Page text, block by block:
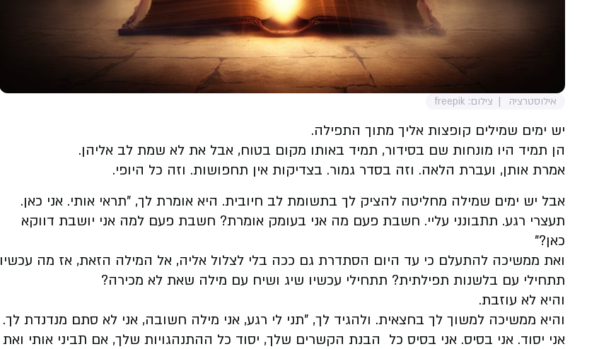
אילוסטרציה צילום: freepik
יש ימים שמילים קופצות אליך מתוך התפילה.
הן תמיד היו מונחות שם בסידור, תמיד באותו מקום בטוח, אבל את לא שמת לב אליהן.
אמרת אותן, ועברת הלאה. וזה בסדר גמור. בצדיקות אין תחפושות. וזה כל היופי.
אבל יש ימים שמילה מחליטה להציק לך בתשומת לב חיובית. היא אומרת לך, "תראי אותי. אני כאן.
תעצרי רגע. תתבונני עליי. חשבת פעם מה אני בעומק אומרת? חשבת פעם למה אני יושבת דווקא
כאן?"
ואת ממשיכה להתעלם כי עד היום הסתדרת גם ככה בלי לצלול אליה, אל המילה הזאת, אז מה עכשיו
תתחילי עם בלשנות תפילתית? תתחילי עכשיו שיג ושיח עם מילה שאת לא מכירה?
והיא לא עוזבת.
והיא ממשיכה למשוך לך בחצאית. ולהגיד לך, "תני לי רגע, אני מילה חשובה, אני לא סתם מנדנדת לך.
אני יסוד. אני בסיס. אני בסיס כל הבנת הקשרים שלך, יסוד כל ההתנהגויות שלך, אם תביני אותי ואת